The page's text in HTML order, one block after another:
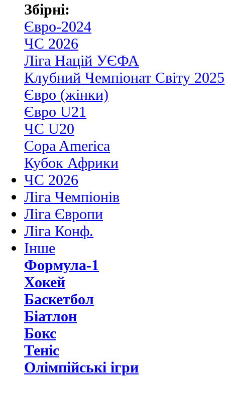
Збірні:
Євро-2024
ЧС 2026
Ліга Націй УЄФА
Клубний Чемпіонат Світу 2025
Євро (жінки)
Євро U21
ЧС U20
Copa America
Кубок Африки
ЧС 2026
Ліга Чемпіонів
Ліга Європи
Ліга Конф.
Інше
Формула-1
Хокей
Баскетбол
Біатлон
Бокс
Теніс
Олімпійські ігри